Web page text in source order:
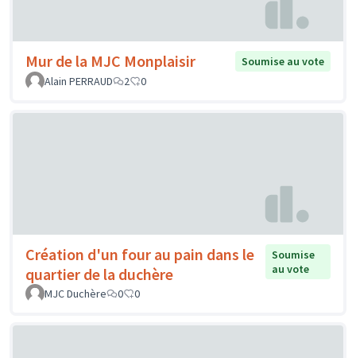
Mur de la MJC Monplaisir
Soumise au vote
Alain PERRAUD
2 0
Création d'un four au pain dans le
quartier de la duchère
Soumise
au vote
MJC Duchère
0 0